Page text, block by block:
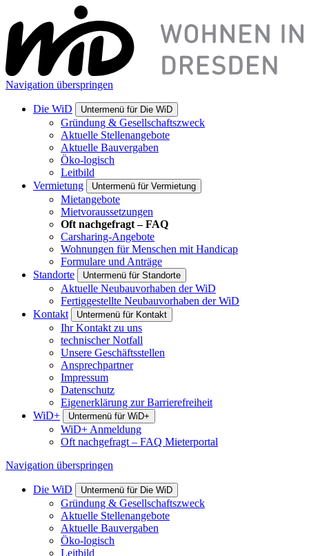
Navigation überspringen
Die WiD Untermenü für Die WiD
Gründung & Gesellschaftszweck
Aktuelle Stellenangebote
Aktuelle Bauvergaben
Öko-logisch
Leitbild
Vermietung
Untermenü für Vermietung
Mietangebote
Mietvoraussetzungen
Oft nachgefragt – FAQ
Carsharing-Angebote
Wohnungen für Menschen mit Handicap
Formulare und Anträge
Standorte
Untermenü für Standorte
Aktuelle Neubauvorhaben der WiD
Fertiggestellte Neubauvorhaben der WiD
Kontakt
Untermenü für Kontakt
Ihr Kontakt zu uns
technischer Notfall
Unsere Geschäftsstellen
Ansprechpartner
Impressum
Datenschutz
Eigenerklärung zur Barrierefreiheit
WiD+
Untermenü für WiD+
WiD+ Anmeldung
Oft nachgefragt – FAQ Mieterportal
Navigation überspringen
Die WiD Untermenü für Die WiD
Gründung & Gesellschaftszweck
Aktuelle Stellenangebote
Aktuelle Bauvergaben
Öko-logisch
Leitbild